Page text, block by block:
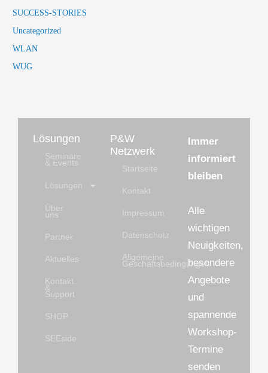
SUCCESS-STORIES
Uncategorized
WLAN
WUG
Lösungen
Seminare
& Events
Lösungen
Über
uns
Partner
Aktuelles
Kontakt
&
Support
SHOP
SEEside
P&W
Netzwerk
Startseite
Kontakt
Impressum
Datenschutz
Allgemeine
Geschäftsbedingungen
Immer
informiert
bleiben
Alle
wichtigen
Neuigkeiten,
besondere
Angebote
und
spannende
Workshop-
Termine
senden